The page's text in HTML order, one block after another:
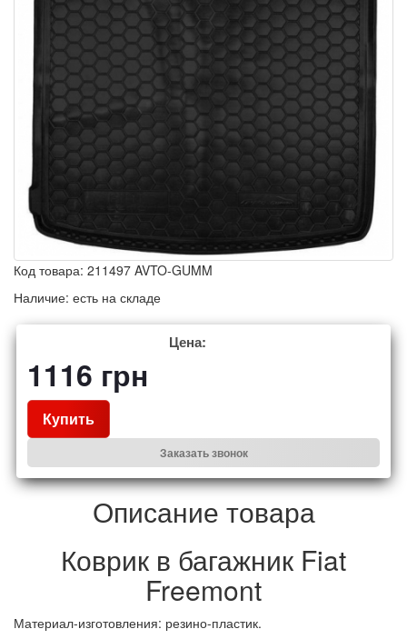
Код товара: 211497 AVTO-GUMM
Наличие: есть на складе
Цена:
1116 грн
Купить
Заказать звонок
Описание товара
Коврик в багажник Fiat
Freemont
Материал-изготовления: резино-пластик.